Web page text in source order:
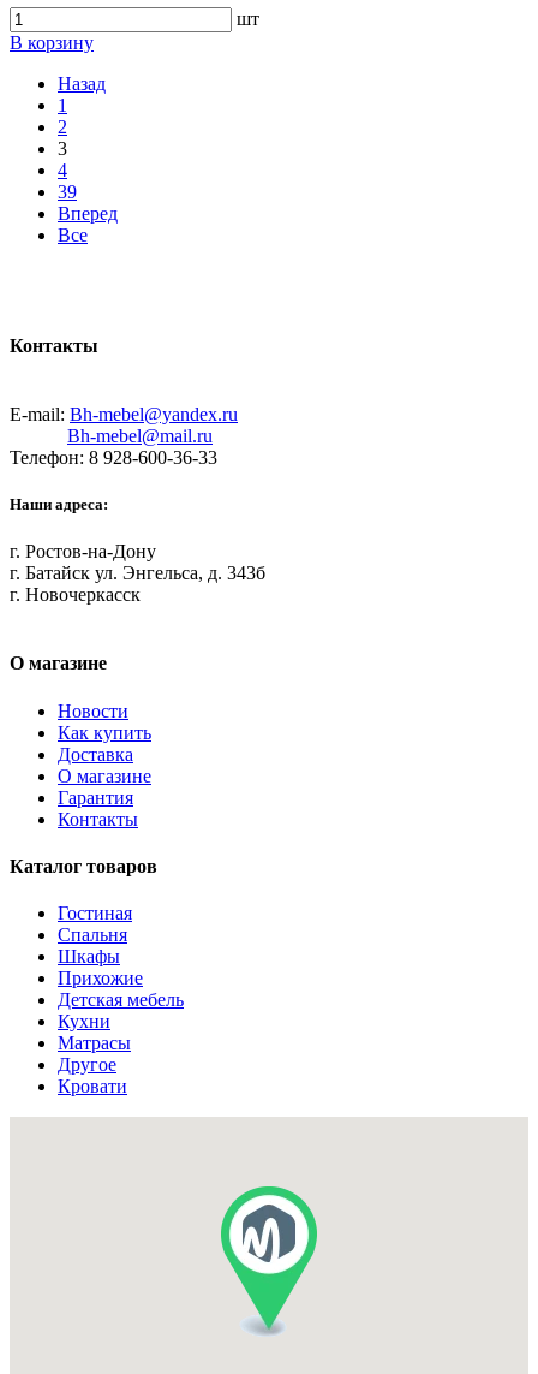
шт
В корзину
Назад
1
2
3
4
39
Вперед
Все
Контакты
E-mail: Bh-mebel@yandex.ru
Bh-mebel@mail.ru
Телефон: 8 928-600-36-33
Наши адреса:
г. Ростов-на-Дону
г. Батайск ул. Энгельса, д. 343б
г. Новочеркасск
О магазине
Новости
Как купить
Доставка
О магазине
Гарантия
Контакты
Каталог товаров
Гостиная
Спальня
Шкафы
Прихожие
Детская мебель
Кухни
Матрасы
Другое
Кровати